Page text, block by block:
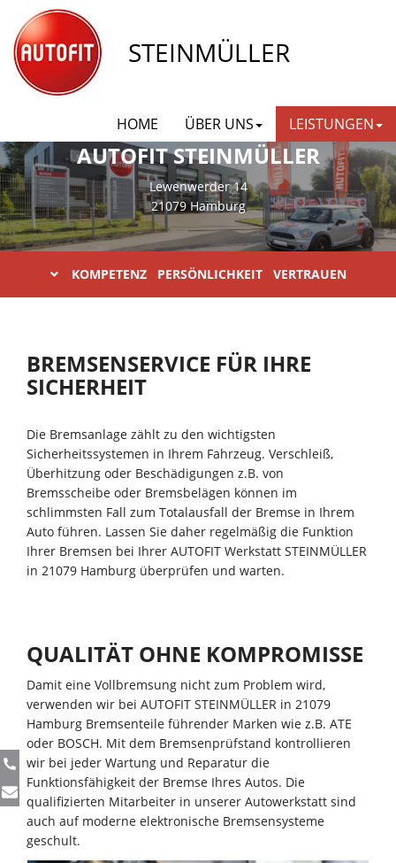
STEINMÜLLER
HOME ÜBER UNS LEISTUNGEN
AUTOFIT STEINMÜLLER
Lewenwerder 14
21079 Hamburg
KOMPETENZ PERSÖNLICHKEIT VERTRAUEN
BREMSENSERVICE FÜR IHRE
SICHERHEIT
Die Bremsanlage zählt zu den wichtigsten
Sicherheitssystemen in Ihrem Fahrzeug. Verschleiß,
Überhitzung oder Beschädigungen z.B. von
Bremsscheibe oder Bremsbelägen können im
schlimmsten Fall zum Totalausfall der Bremse in Ihrem
Auto führen. Lassen Sie daher regelmäßig die Funktion
Ihrer Bremsen bei Ihrer AUTOFIT Werkstatt STEINMÜLLER
in 21079 Hamburg überprüfen und warten.
QUALITÄT OHNE KOMPROMISSE
Damit eine Vollbremsung nicht zum Problem wird,
verwenden wir bei AUTOFIT STEINMÜLLER in 21079
Hamburg Bremsenteile führender Marken wie z.B. ATE
oder BOSCH. Mit dem Bremsenprüfstand kontrollieren
wir bei jeder Wartung und Reparatur die
Funktionsfähigkeit der Bremse Ihres Autos. Die
qualifizierten Mitarbeiter in unserer Autowerkstatt sind
auch auf moderne elektronische Bremsensysteme
geschult.